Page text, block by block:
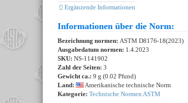
Ergänzende Informationen
Informationen über die Norm:
Bezeichnung normen: ASTM D8176-18(2023)
Ausgabedatum normen: 1.4.2023
SKU: NS-1141902
Zahl der Seiten: 3
Gewicht ca.: 9 g (0.02 Pfund)
Land:
Amerikanische technische Norm
Kategorie: Technische Normen ASTM